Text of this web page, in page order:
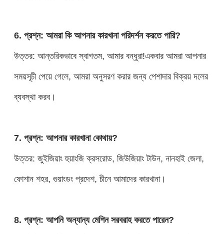
6. প্রশ্ন: আমরা কি আপনার কারখানা পরিদর্শন করতে পারি?
উত্তর: আন্তরিকভাবে স্বাগতম, আমার বন্ধুরা!একবার আমরা আপনার
সময়সূচী পেয়ে গেলে, আমরা অনুসরণ করার জন্য পেশাদার বিক্রয় দলের
ব্যবস্থা করব।
7. প্রশ্ন: আপনার কারখানা কোথায়?
উত্তর: জুইজিয়াং হুয়াংজি ক্রসরোড, জিউজিয়াং টাউন, নানহাই জেলা,
ফোশান শহর, গুয়াংডং প্রদেশ, চীনে আমাদের কারখানা।
8. প্রশ্ন: আপনি অন্যান্য মেশিন সরবরাহ করতে পারেন?